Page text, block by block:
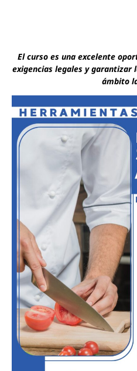
El curso es una excelente
exigencias legales y
ámbito